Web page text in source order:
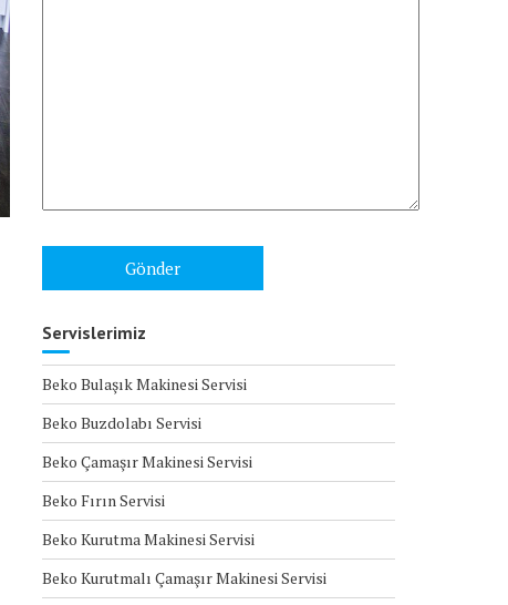
Servislerimiz
Beko Bulaşık Makinesi Servisi
Beko Buzdolabı Servisi
Beko Çamaşır Makinesi Servisi
Beko Fırın Servisi
Beko Kurutma Makinesi Servisi
Beko Kurutmalı Çamaşır Makinesi Servisi